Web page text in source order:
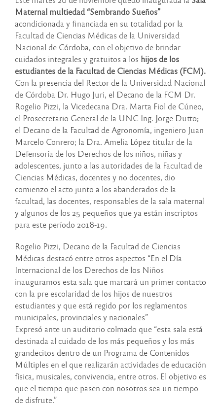
Maternal multiedad “Sembrando Sueños”
acondicionada y financiada en su totalidad por la
Facultad de Ciencias Médicas de la Universidad
Nacional de Córdoba, con el objetivo de brindar
cuidados integrales y gratuitos a los hijos de los
estudiantes de la Facultad de Ciencias Médicas (FCM).
Con la presencia del Rector de la Universidad Nacional
de Córdoba Dr. Hugo Juri, el Decano de la FCM Dr.
Rogelio Pizzi, la Vicedecana Dra. Marta Fiol de Cúneo,
el Prosecretario General de la UNC Ing. Jorge Dutto;
el Decano de la Facultad de Agronomía, ingeniero Juan
Marcelo Conrero; la Dra. Amelia López titular de la
Defensoría de los Derechos de los niños, niñas y
adolescentes, junto a las autoridades de la Facultad de
Ciencias Médicas, docentes y no docentes, dio
comienzo el acto junto a los abanderados de la
facultad, las docentes, responsables de la sala maternal
y algunos de los 25 pequeños que ya están inscriptos
para este período 2018-19.
Rogelio Pizzi, Decano de la Facultad de Ciencias
Médicas destacó entre otros aspectos “En el Día
Internacional de los Derechos de los Niños
inauguramos esta sala que marcará un primer contacto
con la pre escolaridad de los hijos de nuestros
estudiantes y que está regido por los reglamentos
municipales, provinciales y nacionales”
Expresó ante un auditorio colmado que “esta sala está
destinada al cuidado de los más pequeños y los más
grandecitos dentro de un Programa de Contenidos
Múltiples en el que realizarán actividades de educación
física, musicales, convivencia, entre otros. El objetivo es
que el tiempo que pasen con nosotros sea un tiempo
de disfrute.”